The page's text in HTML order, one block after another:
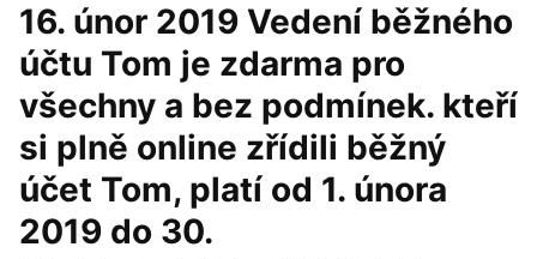
16. únor 2019 Vedení běžného
účtu Tom je zdarma pro
všechny a bez podmínek. kteří
si plně online zřídili běžný
účet Tom, platí od 1. února
2019 do 30.